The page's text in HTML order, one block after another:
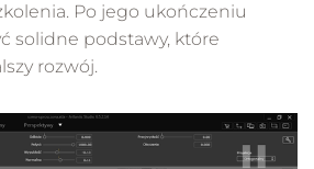
Po jego ukończeniu
solidne podstawy, które
rozwój.